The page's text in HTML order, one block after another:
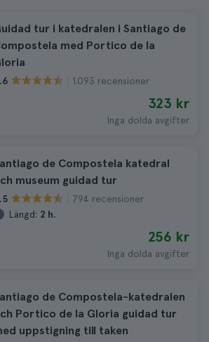
tur i katedralen i Santiago de
med Portico de la
1.093 recensioner
323 kr
Inga dolda avgifter
de Compostela katedral
museum guidad tur
794 recensioner
Längd: 2 h.
256 kr
Inga dolda avgifter
de Compostela-katedralen
Portico de la Gloria guidad tur
uppstigning till taken